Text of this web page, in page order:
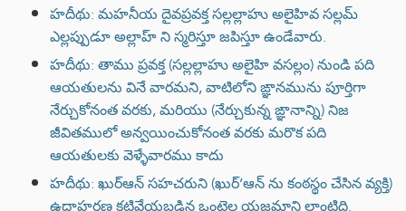
హదీథు: మహనీయ దైవప్రవక్త సల్లల్లాహు అలైహివ సల్లమ్
ఎల్లప్పుడూ అల్లాహ్ ని స్మరిస్తూ జపిస్తూ ఉండేవారు.
హదీథు: తాము ప్రవక్త (సల్లల్లాహు అలైహి వసల్లం) నుండి పది
ఆయతులను వినే వారమని, వాటిలోని ఙ్ఞానమును పూర్తిగా
నేర్చుకోనంత వరకు, మరియు (నేర్చుకున్న ఙ్ఞానాన్ని) నిజ
జీవితములో అన్వయించుకోనంత వరకు మరొక పది
ఆయతులకు వెళ్ళేవారము కాదు
హదీథు: ఖుర్ఆన్ సహచరుని (ఖుర్’ఆన్ ను కంఠస్థం చేసిన వ్యక్తి)